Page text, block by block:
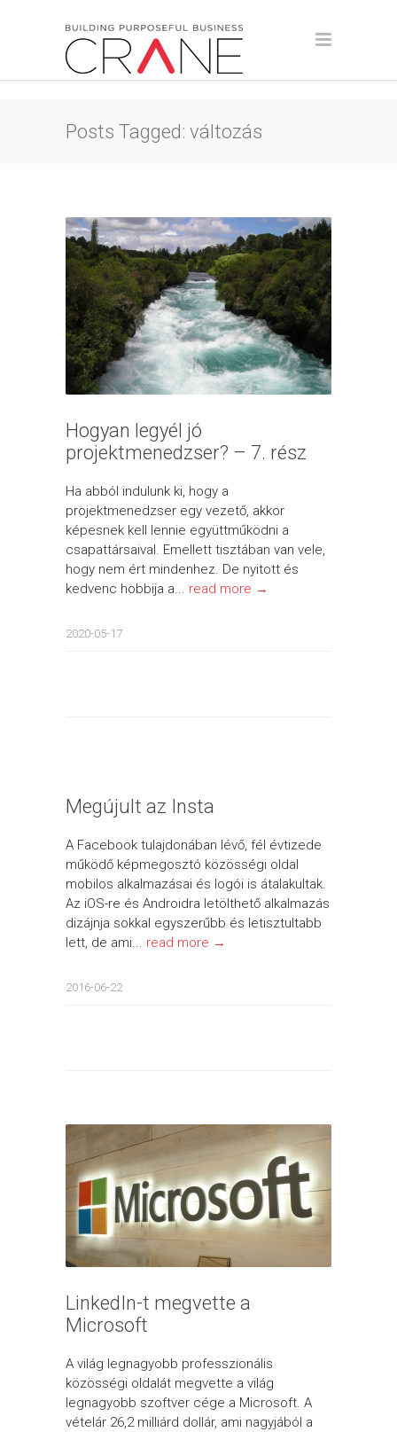
Posts Tagged: változás
Hogyan legyél jó
projektmenedzser? – 7. rész
Ha abból indulunk ki, hogy a
projektmenedzser egy vezető, akkor
képesnek kell lennie együttműködni a
csapattársaival. Emellett tisztában van vele,
hogy nem ért mindenhez. De nyitott és
kedvenc hobbija a... read more →
2020-05-17
Megújult az Insta
A Facebook tulajdonában lévő, fél évtizede
működő képmegosztó közösségi oldal
mobilos alkalmazásai és logói is átalakultak.
Az iOS-re és Androidra letölthető alkalmazás
dizájnja sokkal egyszerűbb és letisztultabb
lett, de ami... read more →
2016-06-22
LinkedIn-t megvette a
Microsoft
A világ legnagyobb professzionális
közösségi oldalát megvette a világ
legnagyobb szoftver cége a Microsoft. A
vételár 26,2 milliárd dollár, ami nagyjából a